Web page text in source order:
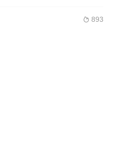
吉奥内 阿努克·达尔文·霍梅伍德 Vidal
 893